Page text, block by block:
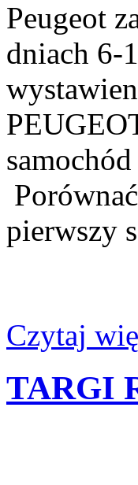
Peugeot
dniach 6-
pierwszy
Czytaj
TARGI